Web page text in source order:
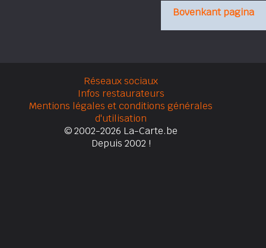
Bovenkant pagina
Réseaux sociaux
Infos restaurateurs
Mentions légales et conditions générales
d'utilisation
© 2002-2026 La-Carte.be
Depuis 2002 !